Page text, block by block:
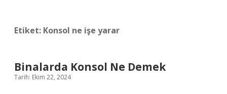
Etiket: Konsol ne işe yarar
Binalarda Konsol Ne Demek
Tarih: Ekim 22, 2024